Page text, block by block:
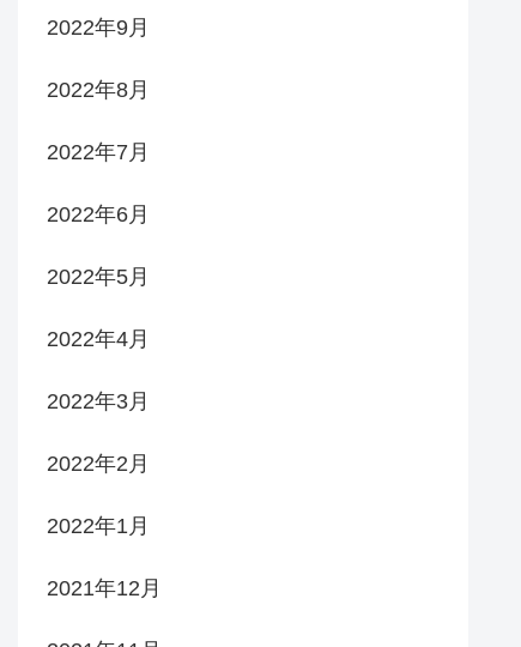
2022年9月
2022年8月
2022年7月
2022年6月
2022年5月
2022年4月
2022年3月
2022年2月
2022年1月
2021年12月